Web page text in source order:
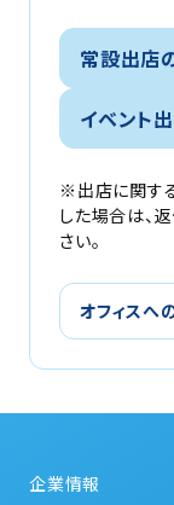
常設出店
イベント
※出店に関す
した場合は、
さい。
オフィスへ
企業情報